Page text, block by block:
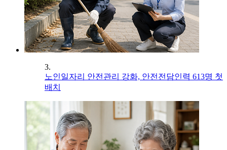
3.
노인일자리 안전관리 강화, 안전전담인력 613명 첫
배치